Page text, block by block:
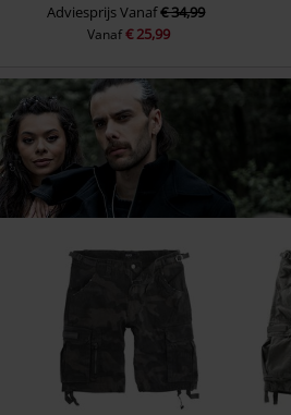
AdviesprijsVanaf€ 34,99
Vanaf€ 25,99